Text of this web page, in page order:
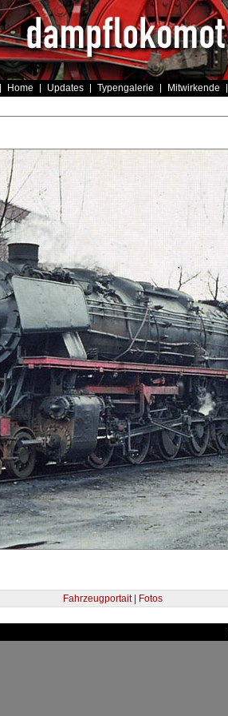
Home Updates Typengalerie Mitwirkende
Fahrzeugportait | Fotos